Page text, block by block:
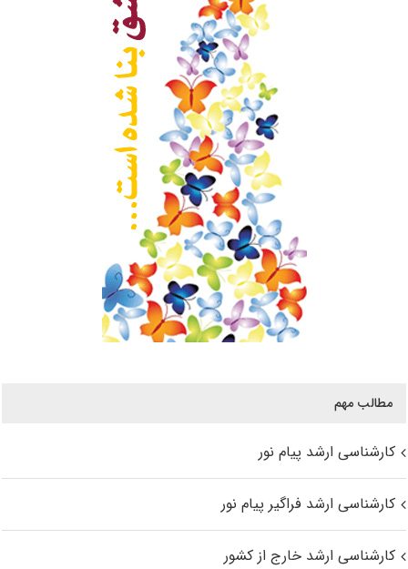
مطالب مهم
کارشناسی ارشد پیام نور
کارشناسی ارشد فراگیر پیام نور
کارشناسی ارشد خارج از کشور